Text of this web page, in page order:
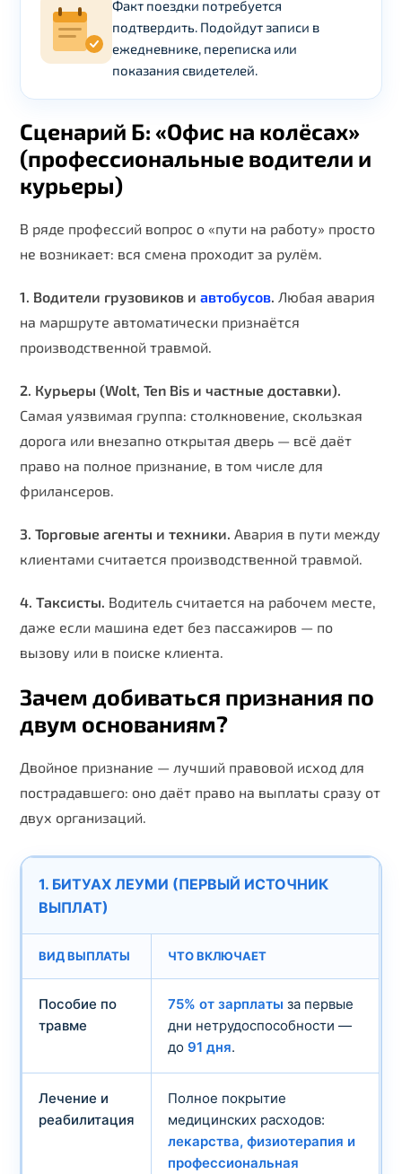
Факт поездки потребуется
подтвердить. Подойдут записи в
ежедневнике, переписка или
показания свидетелей.
Сценарий Б: «Офис на колёсах»
(профессиональные водители и
курьеры)
В ряде профессий вопрос о «пути на работу» просто
не возникает: вся смена проходит за рулём.
1. Водители грузовиков иавтобусов. Любая авария
на маршруте автоматически признаётся
производственной травмой.
2. Курьеры (Wolt, Ten Bis и частные доставки).
Самая уязвимая группа: столкновение, скользкая
дорога или внезапно открытая дверь — всё даёт
право на полное признание, в том числе для
фрилансеров.
3. Торговые агенты и техники. Авария в пути между
клиентами считается производственной травмой.
4. Таксисты. Водитель считается на рабочем месте,
даже если машина едет без пассажиров — по
вызову или в поиске клиента.
Зачем добиваться признания по
двум основаниям?
Двойное признание — лучший правовой исход для
пострадавшего: оно даёт право на выплаты сразу от
двух организаций.
1. БИТУАХ ЛЕУМИ (ПЕРВЫЙ ИСТОЧНИК
ВЫПЛАТ)
ВИД ВЫПЛАТЫ ЧТО ВКЛЮЧАЕТ
Пособие по
травме
75% от зарплаты за первые
дни нетрудоспособности —
до91 дня.
Лечение и
реабилитация
Полное покрытие
медицинских расходов:
лекарства, физиотерапия и
профессиональная